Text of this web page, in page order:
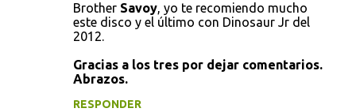
Brother Savoy, yo te recomiendo mucho
este disco y el último con Dinosaur Jr del
2012.
Gracias a los tres por dejar comentarios.
Abrazos.
RESPONDER